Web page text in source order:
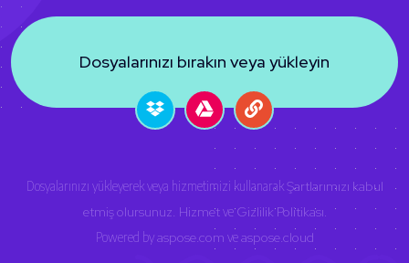
Dosyalarınızı bırakın veya yükleyin
Dosyalarınızı yükleyerek veya hizmetimizi kullanarakŞartlarımızı kabul
etmiş olursunuz. HizmetveGizlilik Politikası
Powered byaspose.com veaspose.cloud